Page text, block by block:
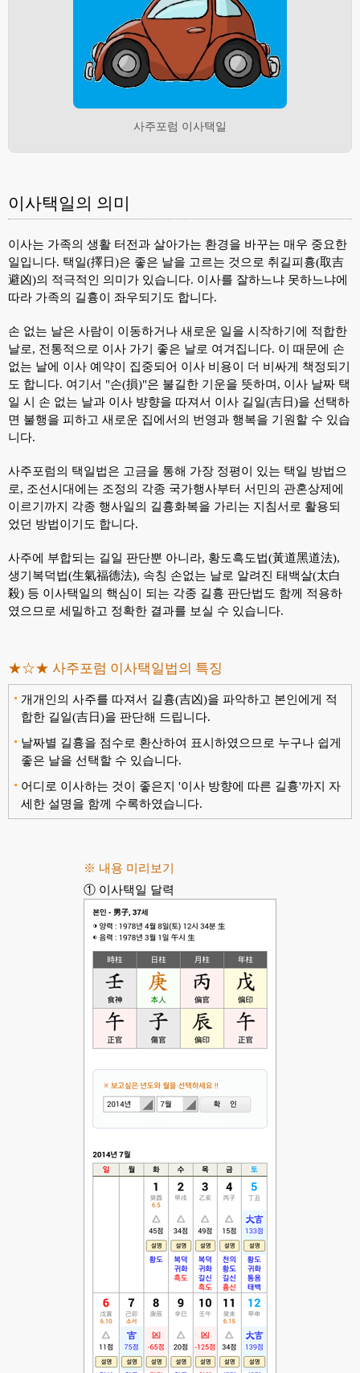
사주포럼 이사택일
이사택일의 의미
이사는 가족의 생활 터전과 살아가는 환경을 바꾸는 매우 중요한
일입니다. 택일(擇日)은 좋은 날을 고르는 것으로 취길피흉(取吉
避凶)의 적극적인 의미가 있습니다. 이사를 잘하느냐 못하느냐에
따라 가족의 길흉이 좌우되기도 합니다.
손 없는 날은 사람이 이동하거나 새로운 일을 시작하기에 적합한
날로, 전통적으로 이사 가기 좋은 날로 여겨집니다. 이 때문에 손
없는 날에 이사 예약이 집중되어 이사 비용이 더 비싸게 책정되기
도 합니다. 여기서 "손(損)"은 불길한 기운을 뜻하며, 이사 날짜 택
일 시 손 없는 날과 이사 뱡향을 따져서 이사 길일(吉日)을 선택하
면 불행을 피하고 새로운 집에서의 번영과 행복을 기원할 수 있습
니다.
사주포럼의 택일법은 고금을 통해 가장 정평이 있는 택일 방법으
로, 조선시대에는 조정의 각종 국가행사부터 서민의 관혼상제에
이르기까지 각종 행사일의 길흉화복을 가리는 지침서로 활용되
었던 방법이기도 합니다.
사주에 부합되는 길일 판단뿐 아니라, 황도흑도법(黃道黑道法),
생기복덕법(生氣福德法), 속칭 손없는 날로 알려진 태백살(太白
殺) 등 이사택일의 핵심이 되는 각종 길흉 판단법도 함께 적용하
였으므로 세밀하고 정확한 결과를 보실 수 있습니다.
★☆★ 사주포럼 이사택일법의 특징
개개인의 사주를 따져서 길흉(吉凶)을 파악하고 본인에게 적
합한 길일(吉日)을 판단해 드립니다.
날짜별 길흉을 점수로 환산하여 표시하였으므로 누구나 쉽게
좋은 날을 선택할 수 있습니다.
어디로 이사하는 것이 좋은지 '이사 방향에 따른 길흉'까지 자
세한 설명을 함께 수록하였습니다.
※ 내용 미리보기
① 이사택일 달력